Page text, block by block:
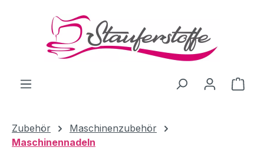
Zum Hauptinhalt springen
Zubehör
Maschinenzubehör
Maschinennadeln